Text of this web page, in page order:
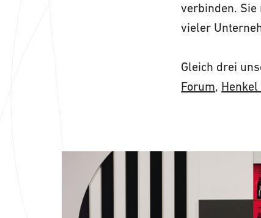
verbinden.
vieler
Gleich drei
Forum, Henkel